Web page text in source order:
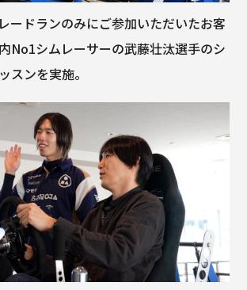
ードランのみにご参加いただいたお客
No1シムレーサーの武藤壮汰選手のシ
スンを実施。